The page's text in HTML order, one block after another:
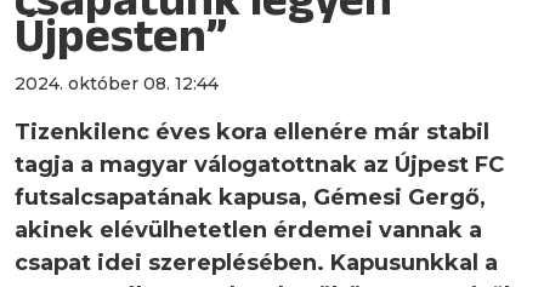
Újpesten”
2024. október 08. 12:44
Tizenkilenc éves kora ellenére már stabil
tagja a magyar válogatottnak az Újpest FC
futsalcsapatának kapusa, Gémesi Gergő,
akinek elévülhetetlen érdemei vannak a
csapat idei szereplésében. Kapusunkkal a